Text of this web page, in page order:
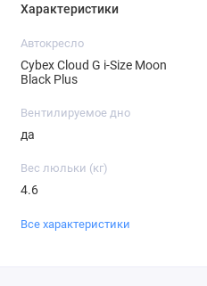
Характеристики
Автокресло
Cybex Cloud G i-Size Moon
Black Plus
Вентилируемое дно
да
Вес люльки (кг)
4.6
Все характеристики